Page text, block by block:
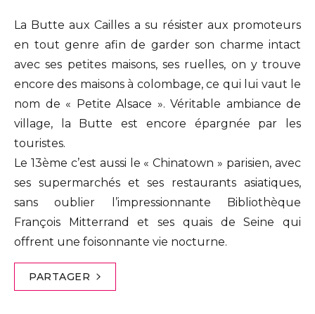
La Butte aux Cailles a su résister aux promoteurs
en tout genre afin de garder son charme intact
avec ses petites maisons, ses ruelles, on y trouve
encore des maisons à colombage, ce qui lui vaut le
nom de « Petite Alsace ». Véritable ambiance de
village, la Butte est encore épargnée par les
touristes.
Le 13ème c’est aussi le « Chinatown » parisien, avec
ses supermarchés et ses restaurants asiatiques,
sans oublier l’impressionnante Bibliothèque
François Mitterrand et ses quais de Seine qui
offrent une foisonnante vie nocturne.
PARTAGER